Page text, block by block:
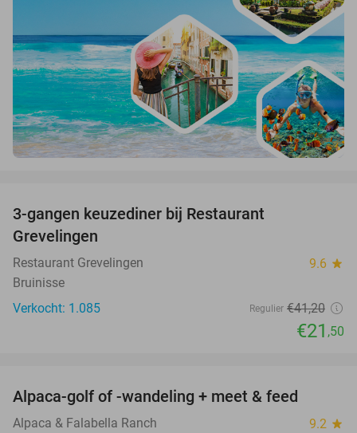
3-gangen keuzediner bij Restaurant
Grevelingen
Restaurant Grevelingen 9.6 star
Bruinisse
Verkocht: 1.085
Regulier €41,20
€21 ,50
Alpaca-golf of -wandeling + meet & feed
Alpaca & Falabella Ranch 9.2 star